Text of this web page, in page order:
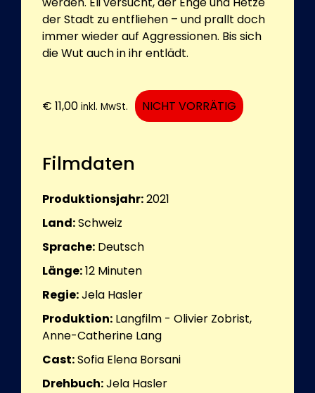
der Stadt zu entfliehen – und prallt doch
immer wieder auf Aggressionen. Bis sich
die Wut auch in ihr entlädt.
€ 11,00 inkl. MwSt. NICHT VORRÄTIG
Filmdaten
Produktionsjahr:2021
Land:Schweiz
Sprache: Deutsch
Länge:12 Minuten
Regie:Jela Hasler
Produktion: Langfilm - Olivier Zobrist,
Anne-Catherine Lang
Cast:Sofia Elena Borsani
Drehbuch:Jela Hasler